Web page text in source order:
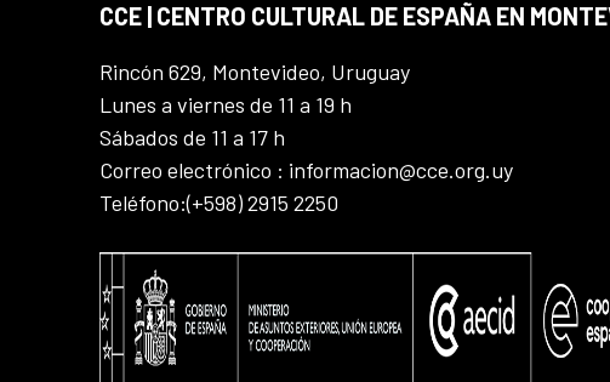
CCE | CENTRO CULTURAL DE ESPAÑA EN
Rincón 629, Montevideo, Uruguay
Lunes a viernes de 11 a 19 h
Sábados de 11 a 17 h
Correo electrónico : informacion@cce.org.uy
Teléfono:(+598) 2915 2250